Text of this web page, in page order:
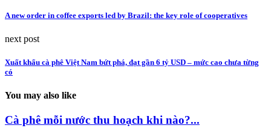
A new order in coffee exports led by Brazil: the key role of cooperatives
next post
Xuất khẩu cà phê Việt Nam bứt phá, đạt gần 6 tỷ USD – mức cao chưa từng
có
You may also like
Cà phê mỗi nước thu hoạch khi nào?...